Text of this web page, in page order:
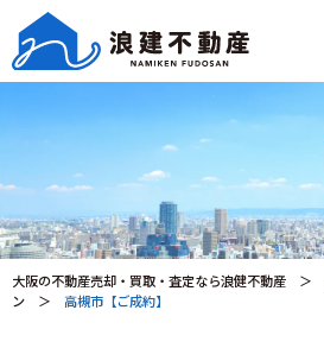
大阪の不動産売却・買取・査定なら浪健不動産 ＞
ン ＞ 高槻市【ご成約】